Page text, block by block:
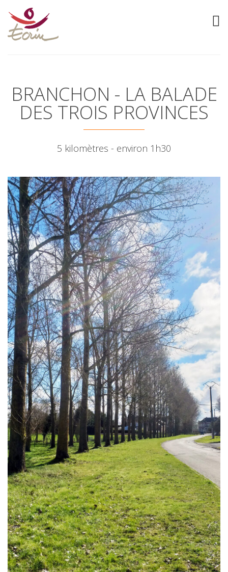
BRANCHON - LA BALADE
DES TROIS PROVINCES
5 kilomètres - environ 1h30